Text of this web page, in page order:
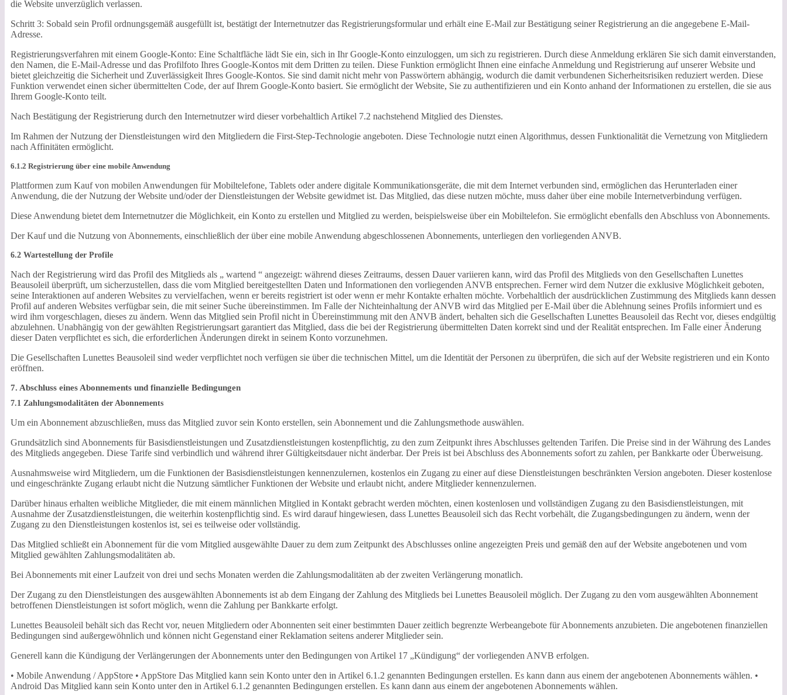
die Website unverzüglich verlassen.
Schritt 3: Sobald sein Profil ordnungsgemäß ausgefüllt ist, bestätigt der Internetnutzer das Registrierungsformular und erhält eine E-Mail zur Bestätigung seiner Registrierung an die angegebene E-Mail-
Adresse.
Registrierungsverfahren mit einem Google-Konto: Eine Schaltfläche lädt Sie ein, sich in Ihr Google-Konto einzuloggen, um sich zu registrieren. Durch diese Anmeldung erklären Sie sich damit einverstanden,
den Namen, die E-Mail-Adresse und das Profilfoto Ihres Google-Kontos mit dem Dritten zu teilen. Diese Funktion ermöglicht Ihnen eine einfache Anmeldung und Registrierung auf unserer Website und
bietet gleichzeitig die Sicherheit und Zuverlässigkeit Ihres Google-Kontos. Sie sind damit nicht mehr von Passwörtern abhängig, wodurch die damit verbundenen Sicherheitsrisiken reduziert werden. Diese
Funktion verwendet einen sicher übermittelten Code, der auf Ihrem Google-Konto basiert. Sie ermöglicht der Website, Sie zu authentifizieren und ein Konto anhand der Informationen zu erstellen, die sie aus
Ihrem Google-Konto teilt.
Nach Bestätigung der Registrierung durch den Internetnutzer wird dieser vorbehaltlich Artikel 7.2 nachstehend Mitglied des Dienstes.
Im Rahmen der Nutzung der Dienstleistungen wird den Mitgliedern die First-Step-Technologie angeboten. Diese Technologie nutzt einen Algorithmus, dessen Funktionalität die Vernetzung von Mitgliedern
nach Affinitäten ermöglicht.
6.1.2 Registrierung über eine mobile Anwendung
Plattformen zum Kauf von mobilen Anwendungen für Mobiltelefone, Tablets oder andere digitale Kommunikationsgeräte, die mit dem Internet verbunden sind, ermöglichen das Herunterladen einer
Anwendung, die der Nutzung der Website und/oder der Dienstleistungen der Website gewidmet ist. Das Mitglied, das diese nutzen möchte, muss daher über eine mobile Internetverbindung verfügen.
Diese Anwendung bietet dem Internetnutzer die Möglichkeit, ein Konto zu erstellen und Mitglied zu werden, beispielsweise über ein Mobiltelefon. Sie ermöglicht ebenfalls den Abschluss von Abonnements.
Der Kauf und die Nutzung von Abonnements, einschließlich der über eine mobile Anwendung abgeschlossenen Abonnements, unterliegen den vorliegenden ANVB.
6.2 Wartestellung der Profile
Nach der Registrierung wird das Profil des Mitglieds als „ wartend “ angezeigt: während dieses Zeitraums, dessen Dauer variieren kann, wird das Profil des Mitglieds von den Gesellschaften Lunettes
Beausoleil überprüft, um sicherzustellen, dass die vom Mitglied bereitgestellten Daten und Informationen den vorliegenden ANVB entsprechen. Ferner wird dem Nutzer die exklusive Möglichkeit geboten,
seine Interaktionen auf anderen Websites zu vervielfachen, wenn er bereits registriert ist oder wenn er mehr Kontakte erhalten möchte. Vorbehaltlich der ausdrücklichen Zustimmung des Mitglieds kann dessen
Profil auf anderen Websites verfügbar sein, die mit seiner Suche übereinstimmen. Im Falle der Nichteinhaltung der ANVB wird das Mitglied per E-Mail über die Ablehnung seines Profils informiert und es
wird ihm vorgeschlagen, dieses zu ändern. Wenn das Mitglied sein Profil nicht in Übereinstimmung mit den ANVB ändert, behalten sich die Gesellschaften Lunettes Beausoleil das Recht vor, dieses endgültig
abzulehnen. Unabhängig von der gewählten Registrierungsart garantiert das Mitglied, dass die bei der Registrierung übermittelten Daten korrekt sind und der Realität entsprechen. Im Falle einer Änderung
dieser Daten verpflichtet es sich, die erforderlichen Änderungen direkt in seinem Konto vorzunehmen.
Die Gesellschaften Lunettes Beausoleil sind weder verpflichtet noch verfügen sie über die technischen Mittel, um die Identität der Personen zu überprüfen, die sich auf der Website registrieren und ein Konto
eröffnen.
7. Abschluss eines Abonnements und finanzielle Bedingungen
7.1 Zahlungsmodalitäten der Abonnements
Um ein Abonnement abzuschließen, muss das Mitglied zuvor sein Konto erstellen, sein Abonnement und die Zahlungsmethode auswählen.
Grundsätzlich sind Abonnements für Basisdienstleistungen und Zusatzdienstleistungen kostenpflichtig, zu den zum Zeitpunkt ihres Abschlusses geltenden Tarifen. Die Preise sind in der Währung des Landes
des Mitglieds angegeben. Diese Tarife sind verbindlich und während ihrer Gültigkeitsdauer nicht änderbar. Der Preis ist bei Abschluss des Abonnements sofort zu zahlen, per Bankkarte oder Überweisung.
Ausnahmsweise wird Mitgliedern, um die Funktionen der Basisdienstleistungen kennenzulernen, kostenlos ein Zugang zu einer auf diese Dienstleistungen beschränkten Version angeboten. Dieser kostenlose
und eingeschränkte Zugang erlaubt nicht die Nutzung sämtlicher Funktionen der Website und erlaubt nicht, andere Mitglieder kennenzulernen.
Darüber hinaus erhalten weibliche Mitglieder, die mit einem männlichen Mitglied in Kontakt gebracht werden möchten, einen kostenlosen und vollständigen Zugang zu den Basisdienstleistungen, mit
Ausnahme der Zusatzdienstleistungen, die weiterhin kostenpflichtig sind. Es wird darauf hingewiesen, dass Lunettes Beausoleil sich das Recht vorbehält, die Zugangsbedingungen zu ändern, wenn der
Zugang zu den Dienstleistungen kostenlos ist, sei es teilweise oder vollständig.
Das Mitglied schließt ein Abonnement für die vom Mitglied ausgewählte Dauer zu dem zum Zeitpunkt des Abschlusses online angezeigten Preis und gemäß den auf der Website angebotenen und vom
Mitglied gewählten Zahlungsmodalitäten ab.
Bei Abonnements mit einer Laufzeit von drei und sechs Monaten werden die Zahlungsmodalitäten ab der zweiten Verlängerung monatlich.
Der Zugang zu den Dienstleistungen des ausgewählten Abonnements ist ab dem Eingang der Zahlung des Mitglieds bei Lunettes Beausoleil möglich. Der Zugang zu den vom ausgewählten Abonnement
betroffenen Dienstleistungen ist sofort möglich, wenn die Zahlung per Bankkarte erfolgt.
Lunettes Beausoleil behält sich das Recht vor, neuen Mitgliedern oder Abonnenten seit einer bestimmten Dauer zeitlich begrenzte Werbeangebote für Abonnements anzubieten. Die angebotenen finanziellen
Bedingungen sind außergewöhnlich und können nicht Gegenstand einer Reklamation seitens anderer Mitglieder sein.
Generell kann die Kündigung der Verlängerungen der Abonnements unter den Bedingungen von Artikel 17 „Kündigung“ der vorliegenden ANVB erfolgen.
• Mobile Anwendung / AppStore • AppStore Das Mitglied kann sein Konto unter den in Artikel 6.1.2 genannten Bedingungen erstellen. Es kann dann aus einem der angebotenen Abonnements wählen. •
Android Das Mitglied kann sein Konto unter den in Artikel 6.1.2 genannten Bedingungen erstellen. Es kann dann aus einem der angebotenen Abonnements wählen.